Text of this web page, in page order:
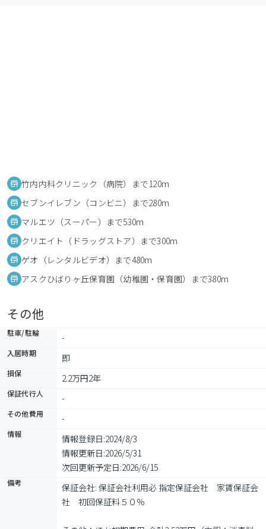
竹内内科クリニック（病院）まで120m
セブンイレブン（コンビニ）まで280m
マルエツ（スーパー）まで530m
クリエイト（ドラッグストア）まで300m
ゲオ（レンタルビデオ）まで480m
アスクひばりヶ丘保育園（幼稚園・保育園）まで380m
その他
駐車/駐輪 -
入居時期 即
損保 2.2万円2年
保証代行人 -
その他費用 -
情報 情報登録日:2024/8/3
情報更新日:2026/5/31
次回更新予定日:2026/6/15
備考
保証会社: 保証会社利用必 指定保証会社　家賃保証会
社　初回保証料５０％